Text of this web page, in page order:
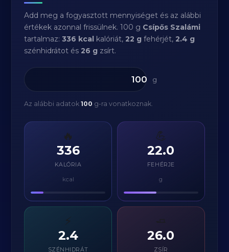
Add meg a fogyasztott mennyiséget és az alábbi
értékek azonnal frissülnek. 100 g Csípős Szalámi
tartalmaz:336 kcal kalóriát,22 g fehérjét,2.4 g
szénhidrátot és26 g zsírt.
g
Az alábbi adatok100 g-ra vonatkoznak.
🔥
336
KALÓRIA
kcal
💪
22.0
FEHÉRJE
g
⚡
2.4
SZÉNHIDRÁT
26.0
ZSÍR